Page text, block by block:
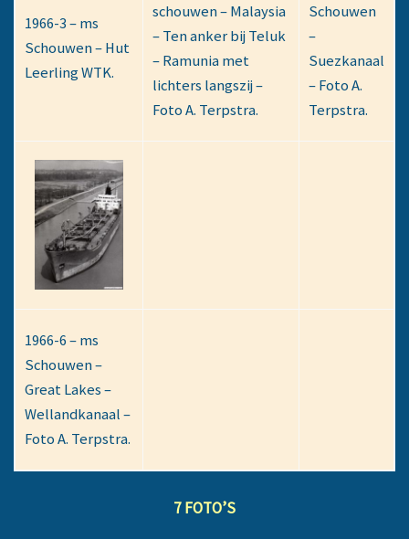
1966-3 – ms
Schouwen – Hut
Leerling WTK.
schouwen – Malaysia
– Ten anker bij Teluk
– Ramunia met
lichters langszij –
Foto A. Terpstra.
Schouwen
–
Suezkanaal
– Foto A.
Terpstra.
1966-6 – ms
Schouwen –
Great Lakes –
Wellandkanaal –
Foto A. Terpstra.
7 FOTO’S